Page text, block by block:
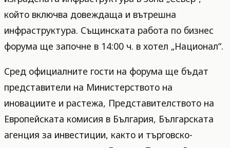
който включва довеждаща и вътрешна
инфраструктура. Същинската работа по бизнес
форума ще започне в 14:00 ч. в хотел „Национал“.
Сред официалните гости на форума ще бъдат
представители на Министерството на
иновациите и растежа, Представителството на
Европейската комисия в България, Българската
агенция за инвестиции, както и търговско-